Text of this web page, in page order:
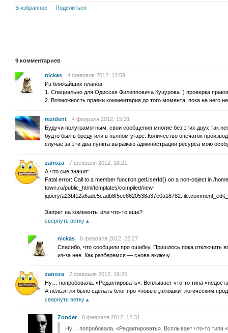
В избранное Поделиться
9 комментариев
nickas
4 февраля 2012, 12:59
Из ближайших планов:
1. Специально для Одиссея Филипповича Куцурова :) проверка
2. Возможность правки комментария до того момента, пока на него
rezident
4 февраля 2012, 15:31
Будучи полуграмотным, свои сообщения многие без этих двух так
будто был в бреду или в пьяном угаре. Количество опечаток
случае за эти два пункта выражаю администрации ресурса мою
zanoza
7 февраля 2012, 18:21
А что сие значит:
Fatal error: Call to a member function getUserId() on a non-object in /
town.ru/public_html/templates/compiled/new-
jquery/
Запрет на комменты или что-то еще?
свернуть ветку
nickas
8 февраля 2012, 22:27
Спасибо, что сообщили про ошибку. Пришлось пока отключить
из-за нее. Как разберемся — снова включу.
zanoza
7 февраля 2012, 19:25
Ну… попробовала. «Редактировать». Всплывает что-то типа
А нельзя ли было сделать блог про «новые „плюшки“ логическим
свернуть ветку
Zonder
8 февраля 2012, 12:31
Ну… попробовала. «Редактировать». Всплывает что-то типа